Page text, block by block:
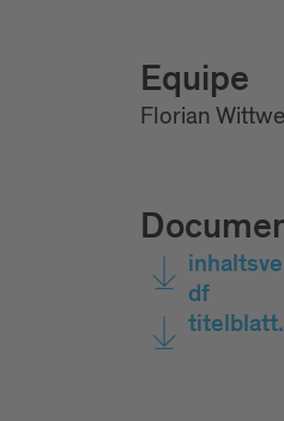
Equipe
Florian
df